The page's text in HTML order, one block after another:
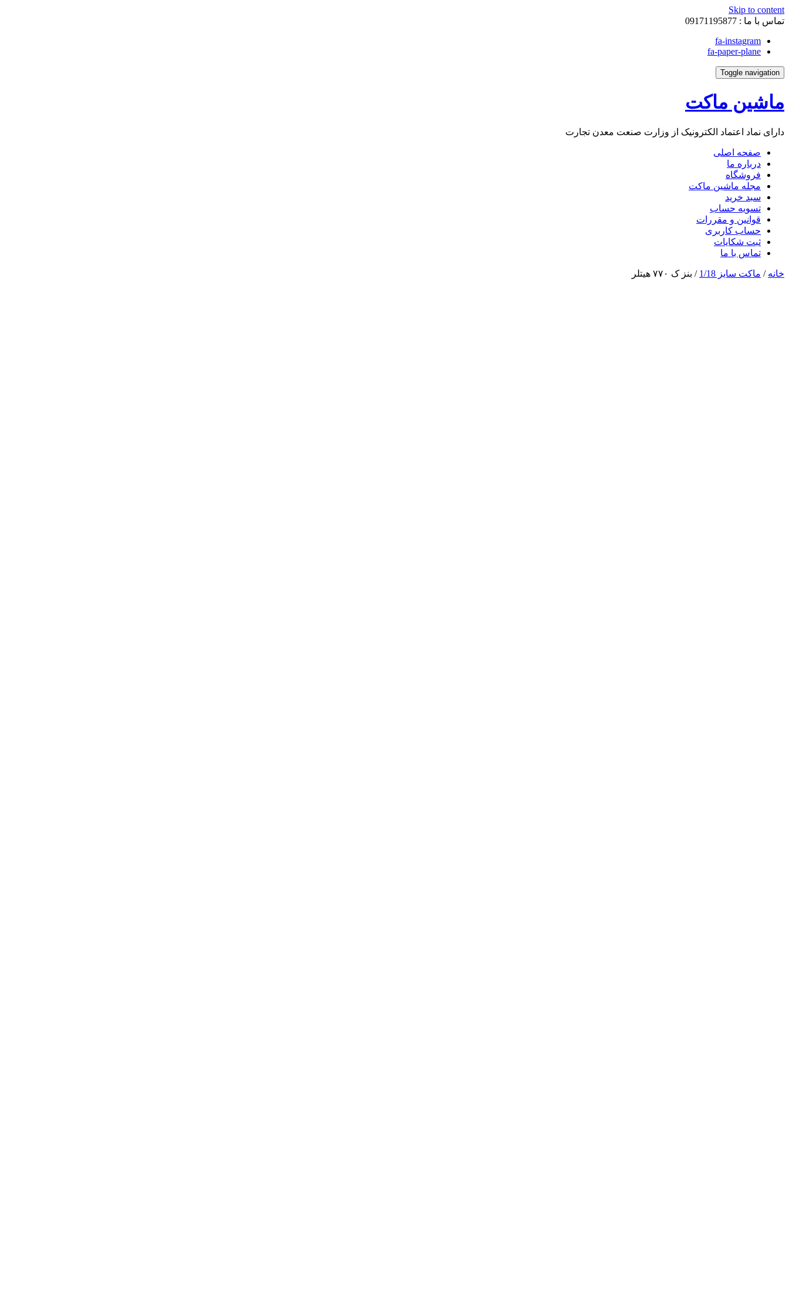
Skip to content
تماس با ما : 09171195877
fa-instagram
fa-paper-plane
Toggle navigation
ماشین ماکت
دارای نماد اعتماد الکترونیک از وزارت صنعت معدن تجارت
صفحه اصلی
درباره ما
فروشگاه
مجله ماشین ماکت
سبد خرید
تسویه حساب
قوانین و مقررات
حساب کاربری
ثبت شکایات
تماس با ما
خانه / ماکت سایز 1/18 / بنز ک ۷۷۰ هیتلر